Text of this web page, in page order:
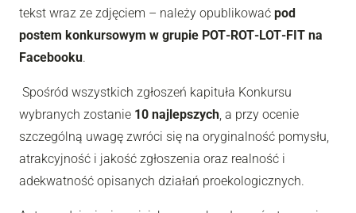
tekst wraz ze zdjęciem – należy opublikować pod
postem konkursowym w grupie POT‑ROT‑LOT‑FIT na
Facebooku.
Spośród wszystkich zgłoszeń kapituła Konkursu
wybranych zostanie 10 najlepszych, a przy ocenie
szczególną uwagę zwróci się na oryginalność pomysłu,
atrakcyjność i jakość zgłoszenia oraz realność i
adekwatność opisanych działań proekologicznych.